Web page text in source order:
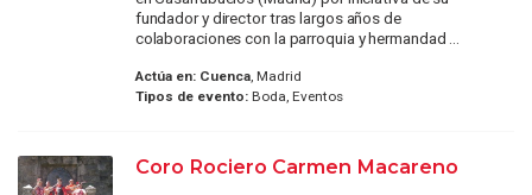
fundador y director tras largos años de
colaboraciones con la parroquia y hermandad ...
Actúa en: Cuenca, Madrid
Tipos de evento:Boda, Eventos
Coro Rociero Carmen Macareno